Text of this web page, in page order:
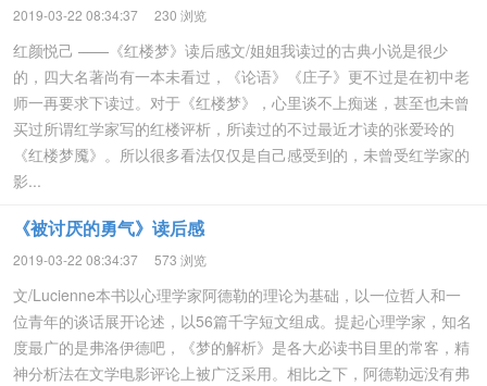
2019-03-22 08:34:37 230 浏览
红颜悦己 ——《红楼梦》读后感文/姐姐我读过的古典小说是很少
的，四大名著尚有一本未看过，《论语》《庄子》更不过是在初中老
师一再要求下读过。对于《红楼梦》，心里谈不上痴迷，甚至也未曾
买过所谓红学家写的红楼评析，所读过的不过最近才读的张爱玲的
《红楼梦魇》。所以很多看法仅仅是自己感受到的，未曾受红学家的
影...
《被讨厌的勇气》读后感
2019-03-22 08:34:37 573 浏览
文/Lucienne本书以心理学家阿德勒的理论为基础，以一位哲人和一
位青年的谈话展开论述，以56篇千字短文组成。提起心理学家，知名
度最广的是弗洛伊德吧，《梦的解析》是各大必读书目里的常客，精
神分析法在文学电影评论上被广泛采用。相比之下，阿德勒远没有弗